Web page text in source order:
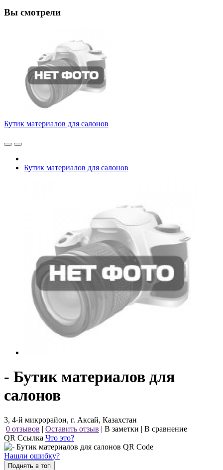
Вы смотрели
Бутик материалов для салонов
Бутик материалов для салонов
- Бутик материалов для
салонов
3, 4-й микрорайон, г. Аксай, Казахстан
0 отзывов | Оставить отзыв | В заметки | В сравнение
QR Ссылка Что это?
Нашли ошибку?
Поднять в топ